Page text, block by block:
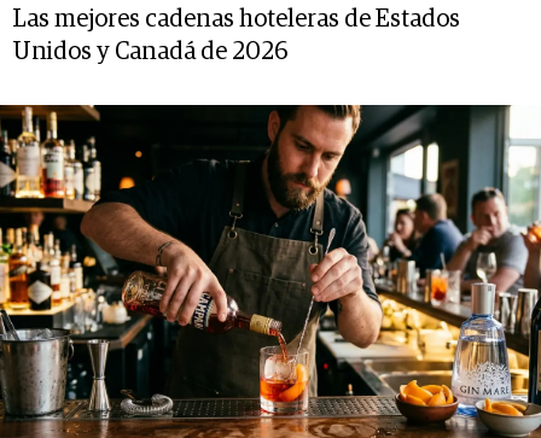
Las mejores cadenas hoteleras de Estados
Unidos y Canadá de 2026